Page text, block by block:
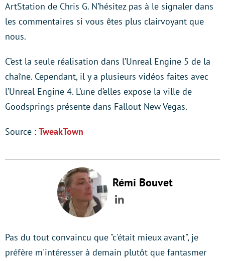
ArtStation de Chris G. N’hésitez pas à le signaler dans
les commentaires si vous êtes plus clairvoyant que
nous.
C’est la seule réalisation dans l’Unreal Engine 5 de la
chaîne. Cependant, il y a plusieurs vidéos faites avec
l’Unreal Engine 4. L’une d’elles expose la ville de
Goodsprings présente dans Fallout New Vegas.
Source : TweakTown
Rémi Bouvet
LinkedIn
Pas du tout convaincu que "c'était mieux avant", je
préfère m'intéresser à demain plutôt que fantasmer